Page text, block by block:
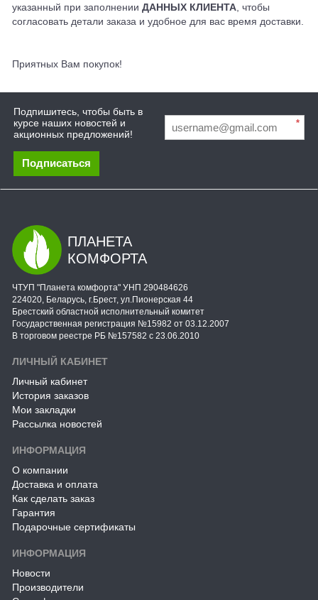
указанный при заполнении ДАННЫХ КЛИЕНТА , чтобы
согласовать детали заказа и удобное для вас время доставки.
Приятных Вам покупок!
Подпишитесь, чтобы быть в
курсе наших новостей и
акционных предложений!
*
Подписаться
ПЛАНЕТА
КОМФОРТА
ЧТУП "Планета комфорта" УНП 290484626
224020, Беларусь, г.Брест, ул.Пионерская 44
Брестский областной исполнительный комитет
Государственная регистрация №15982 от 03.12.2007
В торговом реестре РБ №157582 с 23.06.2010
ЛИЧНЫЙ КАБИНЕТ
Личный кабинет
История заказов
Мои закладки
Рассылка новостей
ИНФОРМАЦИЯ
О компании
Доставка и оплата
Как сделать заказ
Гарантия
Подарочные сертификаты
ИНФОРМАЦИЯ
Новости
Производители